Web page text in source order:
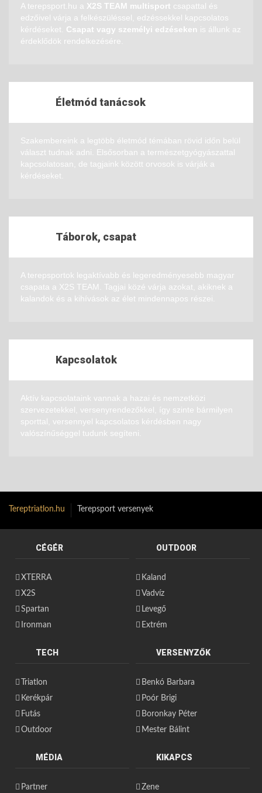
A terepsport.hu a X2S TEAM multisport csapattal és
edzőivel várja a felkészüléssel, edzéssekkel kapcsolatos
kérdéseket. Csapat vagy személyi edzéseken is állunk az
érdeklődök rendelkezésére.
Életmód tanácsok
Szakembereink a legtöbb életmód témában rövid időn belül
választ tudnak adni. Elsősorban a természetgyógyászattal
kapcsolatosan, de tagjaink között orvosok is várják a
kérdéseket.
Táborok, csapat
A terepsportok legaktívabb és legeredményesebb magyar
csapata a X2S TEAM. Tagjai közé várja azokat, akiknek a
kalandok és a kihívások az élet mindennapos részei.
Kapcsolatok
Aktív kapcsolataink vannak a hazai és nemzetközi
szervezetekkel, versenyrendezőkkel, így szinte bármilyen
sporttal, versennyel kapcsolatos kérdésben nagy
valószínűséggel tudunk segíteni.
Tereptriatlon.hu Terepsport versenyek
CÉGÉR
XTERRA
X2S
Spartan
Ironman
OUTDOOR
Kaland
Vadvíz
Levegő
Extrém
TECH
Triatlon
Kerékpár
Futás
Outdoor
VERSENYZŐK
Benkó Barbara
Poór Brigi
Boronkay Péter
Mester Bálint
MÉDIA
Partner
KIKAPCS
Zene